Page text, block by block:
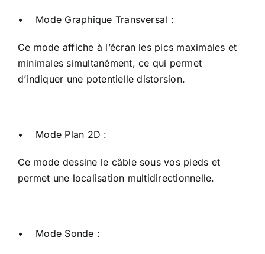
• Mode Graphique Transversal :
Ce mode affiche à l’écran les pics maximales et
minimales simultanément, ce qui permet
d’indiquer une potentielle distorsion.
• Mode Plan 2D :
Ce mode dessine le câble sous vos pieds et
permet une localisation multidirectionnelle.
• Mode Sonde :